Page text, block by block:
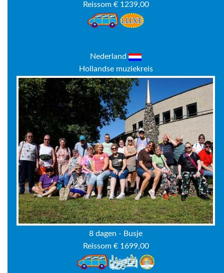
Reissom € 1239,00
Nederland
Hollandse muziekreis
8 dagen - Busje
Reissom € 1699,00